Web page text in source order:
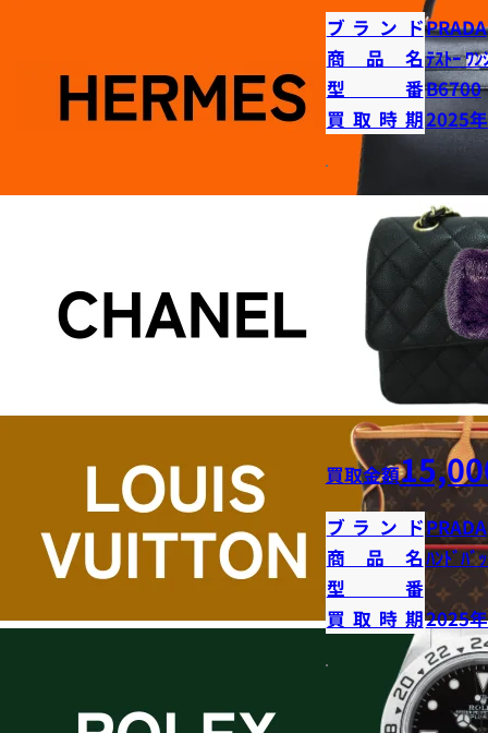
ブランドPRADA
商品名ﾃｽﾄｰ ﾜﾝ
型番B6700
買取時期2025
買取金額
ブランドPRADA
商品名ﾊﾝﾄﾞﾊﾞ
型番
買取時期2025